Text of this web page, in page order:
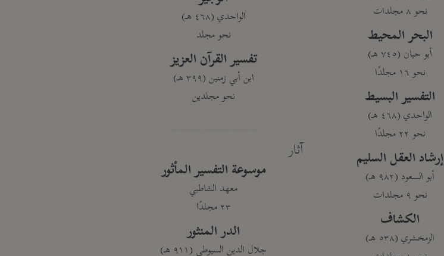
نحو ٨ مجلدات
البحر المحيط
أبو حيان (٧٤٥ هـ)
نحو ١٦ مجلدًا
التفسير البسيط
الواحدي (٤٦٨ هـ)
نحو ٢٢ مجلدًا
إرشاد العقل السليم
أبو السعود (٩٨٢ هـ)
نحو ٩ مجلدات
الكشاف
الزمخشري (٥٣٨ هـ)
الواحدي (٤٦٨ هـ)
نحو مجلد
تفسير القرآن العزيز
ابن أبي زمنين (٣٩٩ هـ)
نحو مجلدين
آثار
موسوعة التفسير المأثور
معهد الشاطبي
٢٣ مجلدًا
الدر المنثور
جلال الدين السيوطي (٩١١ هـ)